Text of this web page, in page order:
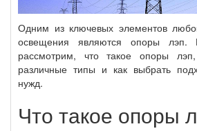
Одним из ключевых элементов
освещения являются опоры
рассмотрим, что такое опоры
различные типы и как выбрать
нужд.
Что такое опоры